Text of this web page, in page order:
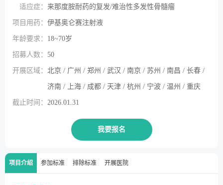
适应症： 来那度胺耐药的复发/难治性多发性骨髓瘤
项目用药： 伊基奥仑赛注射液
年龄要求： 18~70岁
招募人数： 50
开展区域： 北京 / 广州 / 郑州 / 武汉 / 南京 / 苏州 / 南昌 / 长春 /
济南 / 上海 / 成都 / 天津 / 杭州 / 宁波 / 温州 / 重庆
截止时间： 2026.01.31
我要报名
项目介绍 参加标准 排除标准 开展医院